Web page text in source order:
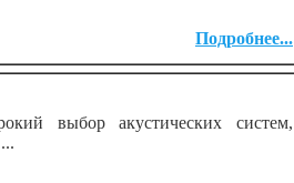
Подробнее...
выбор акустических систем,